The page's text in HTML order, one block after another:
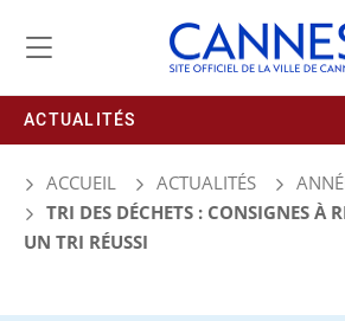
ACTUALITÉS
ACCUEIL ACTUALITÉS
TRI DES DÉCHETS : CONSIGNES À
UN TRI RÉUSSI